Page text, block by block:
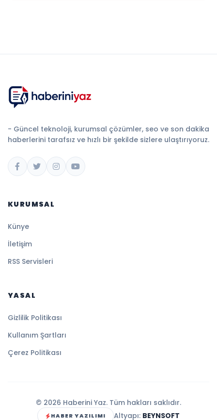
- Güncel teknoloji, kurumsal çözümler, seo ve son dakika
haberlerini tarafsız ve hızlı bir şekilde sizlere ulaştırıyoruz.
KURUMSAL
Künye
İletişim
RSS Servisleri
YASAL
Gizlilik Politikası
Kullanım Şartları
Çerez Politikası
© 2026 Haberini Yaz. Tüm hakları saklıdır.
HABER YAZILIMI Altyapı: BEYNSOFT